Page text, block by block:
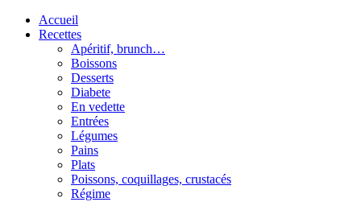
Accueil
Recettes
Apéritif, brunch…
Boissons
Desserts
Diabete
En vedette
Entrées
Légumes
Pains
Plats
Poissons, coquillages, crustacés
Régime